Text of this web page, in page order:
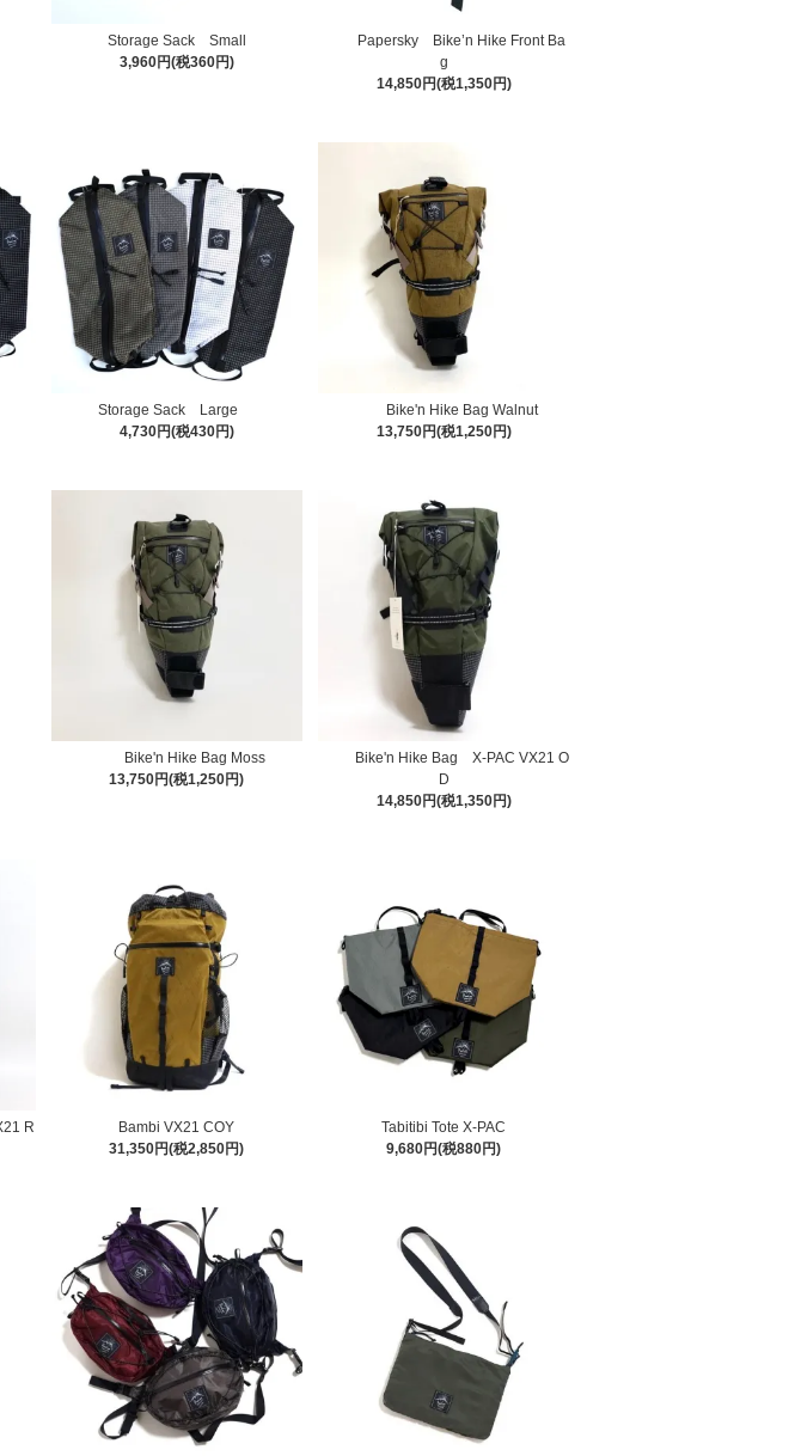
Storage Sack Small
3,960円(税360円)
Papersky Bike’n Hike Front Ba
g
14,850円(税1,350円)
Storage Sack Large
4,730円(税430円)
Bike'n Hike Bag Walnut
13,750円(税1,250円)
Bike'n Hike Bag Moss
13,750円(税1,250円)
Bike'n Hike Bag X-PAC VX21 O
D
14,850円(税1,350円)
R
Bambi VX21 COY
31,350円(税2,850円)
Tabitibi Tote X-PAC
9,680円(税880円)